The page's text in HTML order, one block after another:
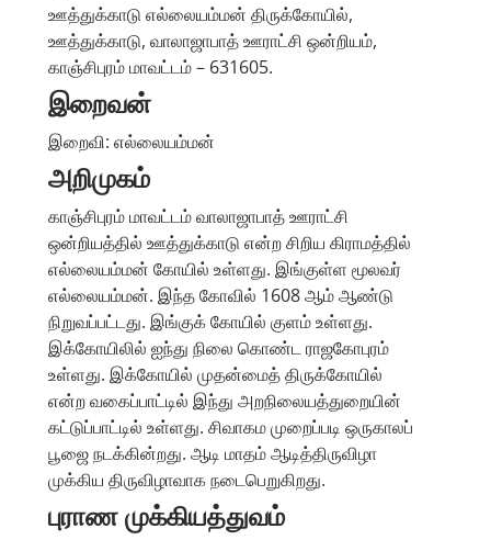
ஊத்துக்காடு எல்லையம்மன் திருக்கோயில்,
ஊத்துக்காடு, வாலாஜாபாத் ஊராட்சி ஒன்றியம்,
காஞ்சிபுரம் மாவட்டம் – 631605.
இறைவன்
இறைவி: எல்லையம்மன்
அறிமுகம்
காஞ்சிபுரம் மாவட்டம் வாலாஜாபாத் ஊராட்சி
ஒன்றியத்தில் ஊத்துக்காடு என்ற சிறிய கிராமத்தில்
எல்லையம்மன் கோயில் உள்ளது. இங்குள்ள மூலவர்
எல்லையம்மன். இந்த கோவில் 1608 ஆம் ஆண்டு
நிறுவப்பட்டது. இங்குக் கோயில் குளம் உள்ளது.
இக்கோயிலில் ஐந்து நிலை கொண்ட ராஜகோபுரம்
உள்ளது. இக்கோயில் முதன்மைத் திருக்கோயில்
என்ற வகைப்பாட்டில் இந்து அறநிலையத்துறையின்
கட்டுப்பாட்டில் உள்ளது. சிவாகம முறைப்படி ஒருகாலப்
பூஜை நடக்கின்றது. ஆடி மாதம் ஆடித்திருவிழா
முக்கிய திருவிழாவாக நடைபெறுகிறது.
புராண முக்கியத்துவம்